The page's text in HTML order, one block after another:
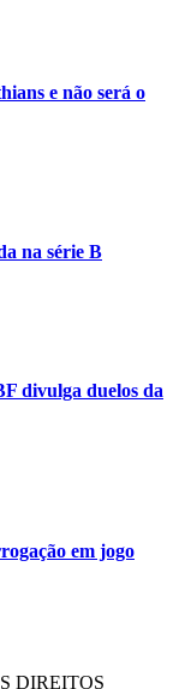
e não será o
na série B
divulga duelos da
em jogo
DIREITOS